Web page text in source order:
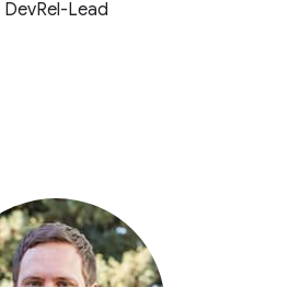
DevRel-Lead